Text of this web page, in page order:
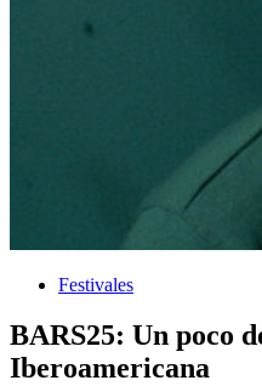
Festivales
BARS25: Un poco
Iberoamericana